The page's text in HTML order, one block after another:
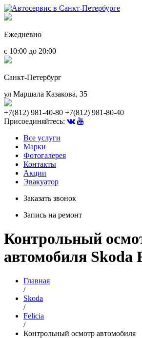
Ежедневно
с 10:00 до 20:00
Санкт-Петербург
ул Маршала Казакова, 35
+7(812) 981-40-80 +7(812) 981-80-40
Присоединяйтесь:
Все услуги
Марки
Фотогалерея
Контакты
Акции
Эвакуатор
Заказать звонок
Запись на ремонт
Контрольный
автомобиля Skoda
Главная
/
Skoda
/
Felicia
/
Контрольный осмотр автомобиля